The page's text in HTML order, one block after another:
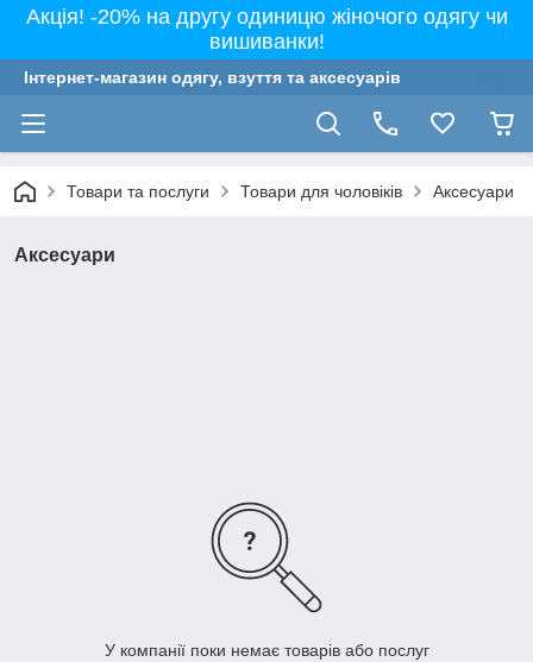
Акція! -20% на другу одиницю жіночого одягу чи
вишиванки!
Інтернет-магазин одягу, взуття та аксесуарів
Товари та послуги Товари для чоловіків Аксесуари
Аксесуари
У компанії поки немає товарів або послуг